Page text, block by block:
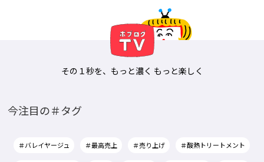
その１秒を、もっと濃く もっと楽しく
今注目の＃タグ
＃バレイヤージュ ＃最高売上 ＃売り上げ ＃酸熱トリートメント